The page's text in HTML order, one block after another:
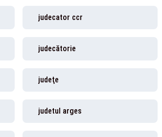
judecator ccr
judecătorie
judeţe
judetul arges